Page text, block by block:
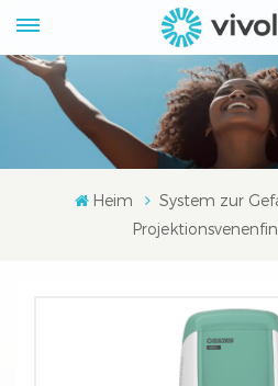
Heim
System zur